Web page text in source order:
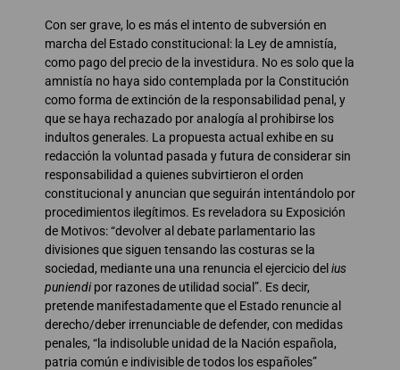
Con ser grave, lo es más el intento de subversión en
marcha del Estado constitucional: la Ley de amnistía,
como pago del precio de la investidura. No es solo que la
amnistía no haya sido contemplada por la Constitución
como forma de extinción de la responsabilidad penal, y
que se haya rechazado por analogía al prohibirse los
indultos generales. La propuesta actual exhibe en su
redacción la voluntad pasada y futura de considerar sin
responsabilidad a quienes subvirtieron el orden
constitucional y anuncian que seguirán intentándolo por
procedimientos ilegítimos. Es reveladora su Exposición
de Motivos: “devolver al debate parlamentario las
divisiones que siguen tensando las costuras se la
sociedad, mediante una una renuncia el ejercicio del ius
puniendipor razones de utilidad social”. Es decir,
pretende manifestadamente que el Estado renuncie al
derecho/deber irrenunciable de defender, con medidas
penales, “la indisoluble unidad de la Nación española,
patria común e indivisible de todos los españoles”